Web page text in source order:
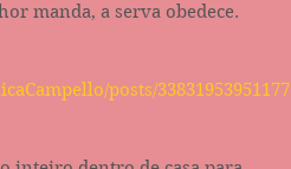
manda, a serva obedece.
posts/33831953951177